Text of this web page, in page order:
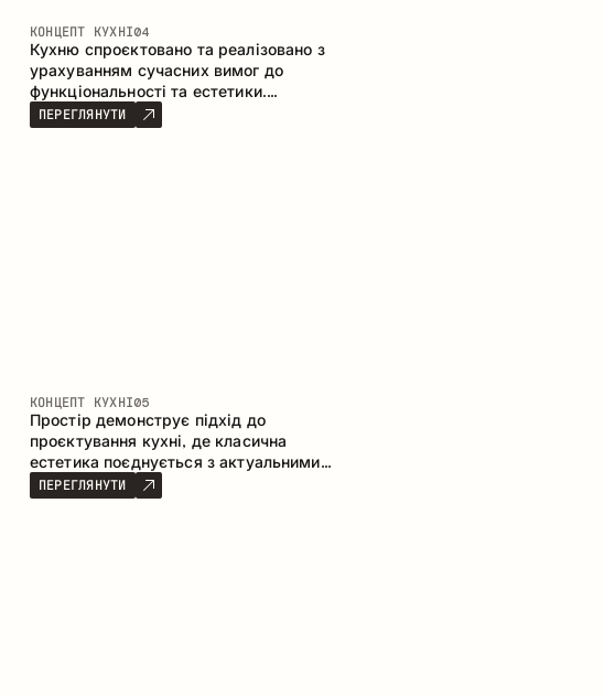
КОНЦЕПТ КУХНІ04
Кухню спроєктовано та реалізовано з
урахуванням сучасних вимог до
функціональності та естетики.
Поєднання текстур формує стриманий
та збалансований інтер’єр.
ПЕРЕГЛЯНУТИ
КОНЦЕПТ КУХНІ05
Простір демонструє підхід до
проєктування кухні, де класична
естетика поєднується з актуальними
матеріалами та продуманою
ергономікою. Світла палітра, чітка
ПЕРЕГЛЯНУТИ